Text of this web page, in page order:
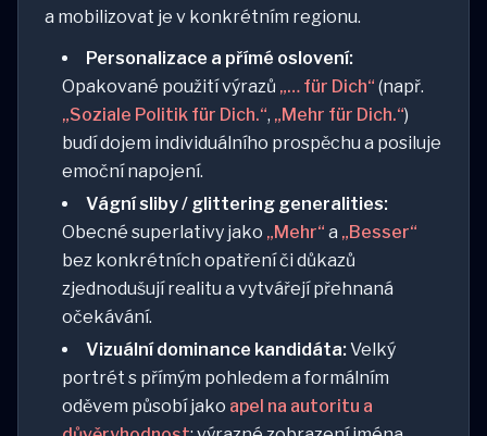
a mobilizovat je v konkrétním regionu.
Personalizace a přímé oslovení:
Opakované použití výrazů „… für Dich“ (např.
„Soziale Politik für Dich.“, „Mehr für Dich.“)
budí dojem individuálního prospěchu a posiluje
emoční napojení.
Vágní sliby / glittering generalities:
Obecné superlativy jako „Mehr“ a „Besser“
bez konkrétních opatření či důkazů
zjednodušují realitu a vytvářejí přehnaná
očekávání.
Vizuální dominance kandidáta: Velký
portrét s přímým pohledem a formálním
oděvem působí jako apel na autoritu a